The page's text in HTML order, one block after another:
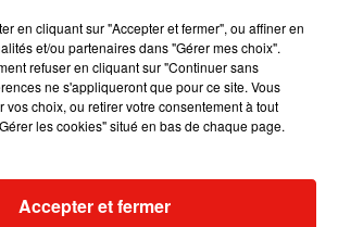
Guatemala : l'éruption du volcan
de Fuego est terminée
Le fourmilier géant fait son retour
en Argentine, et en pleine...
en cliquant sur "Accepter et fermer", ou affiner en
et/ou partenaires dans "Gérer mes choix".
refuser en cliquant sur "Continuer sans
ne s'appliqueront que pour ce site. Vous
vos choix, ou retirer votre consentement à tout
les cookies" situé en bas de chaque page.
Accepter et fermer